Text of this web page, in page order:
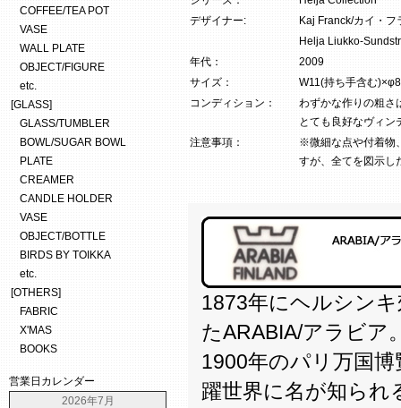
デザイナー:
Kaj Franck/カイ・フ
Helja Liukko-
年代：
2009
サイズ：
W11(持ち手含む
コンディション：
わずかな作りの粗さ
とても良好なヴィン
注意事項：
※微細な点や付着物
すが、全てを図示し
1873年にヘルシン
たARABIA/アラビア
1900年のパリ万国
躍世界に名が知ら
COFFEE/TEA POT
VASE
WALL PLATE
OBJECT/FIGURE
etc.
[GLASS]
GLASS/TUMBLER
BOWL/SUGAR BOWL
PLATE
CREAMER
CANDLE HOLDER
VASE
OBJECT/BOTTLE
BIRDS BY TOIKKA
etc.
[OTHERS]
FABRIC
X'MAS
BOOKS
営業日カレンダー
2026年7月